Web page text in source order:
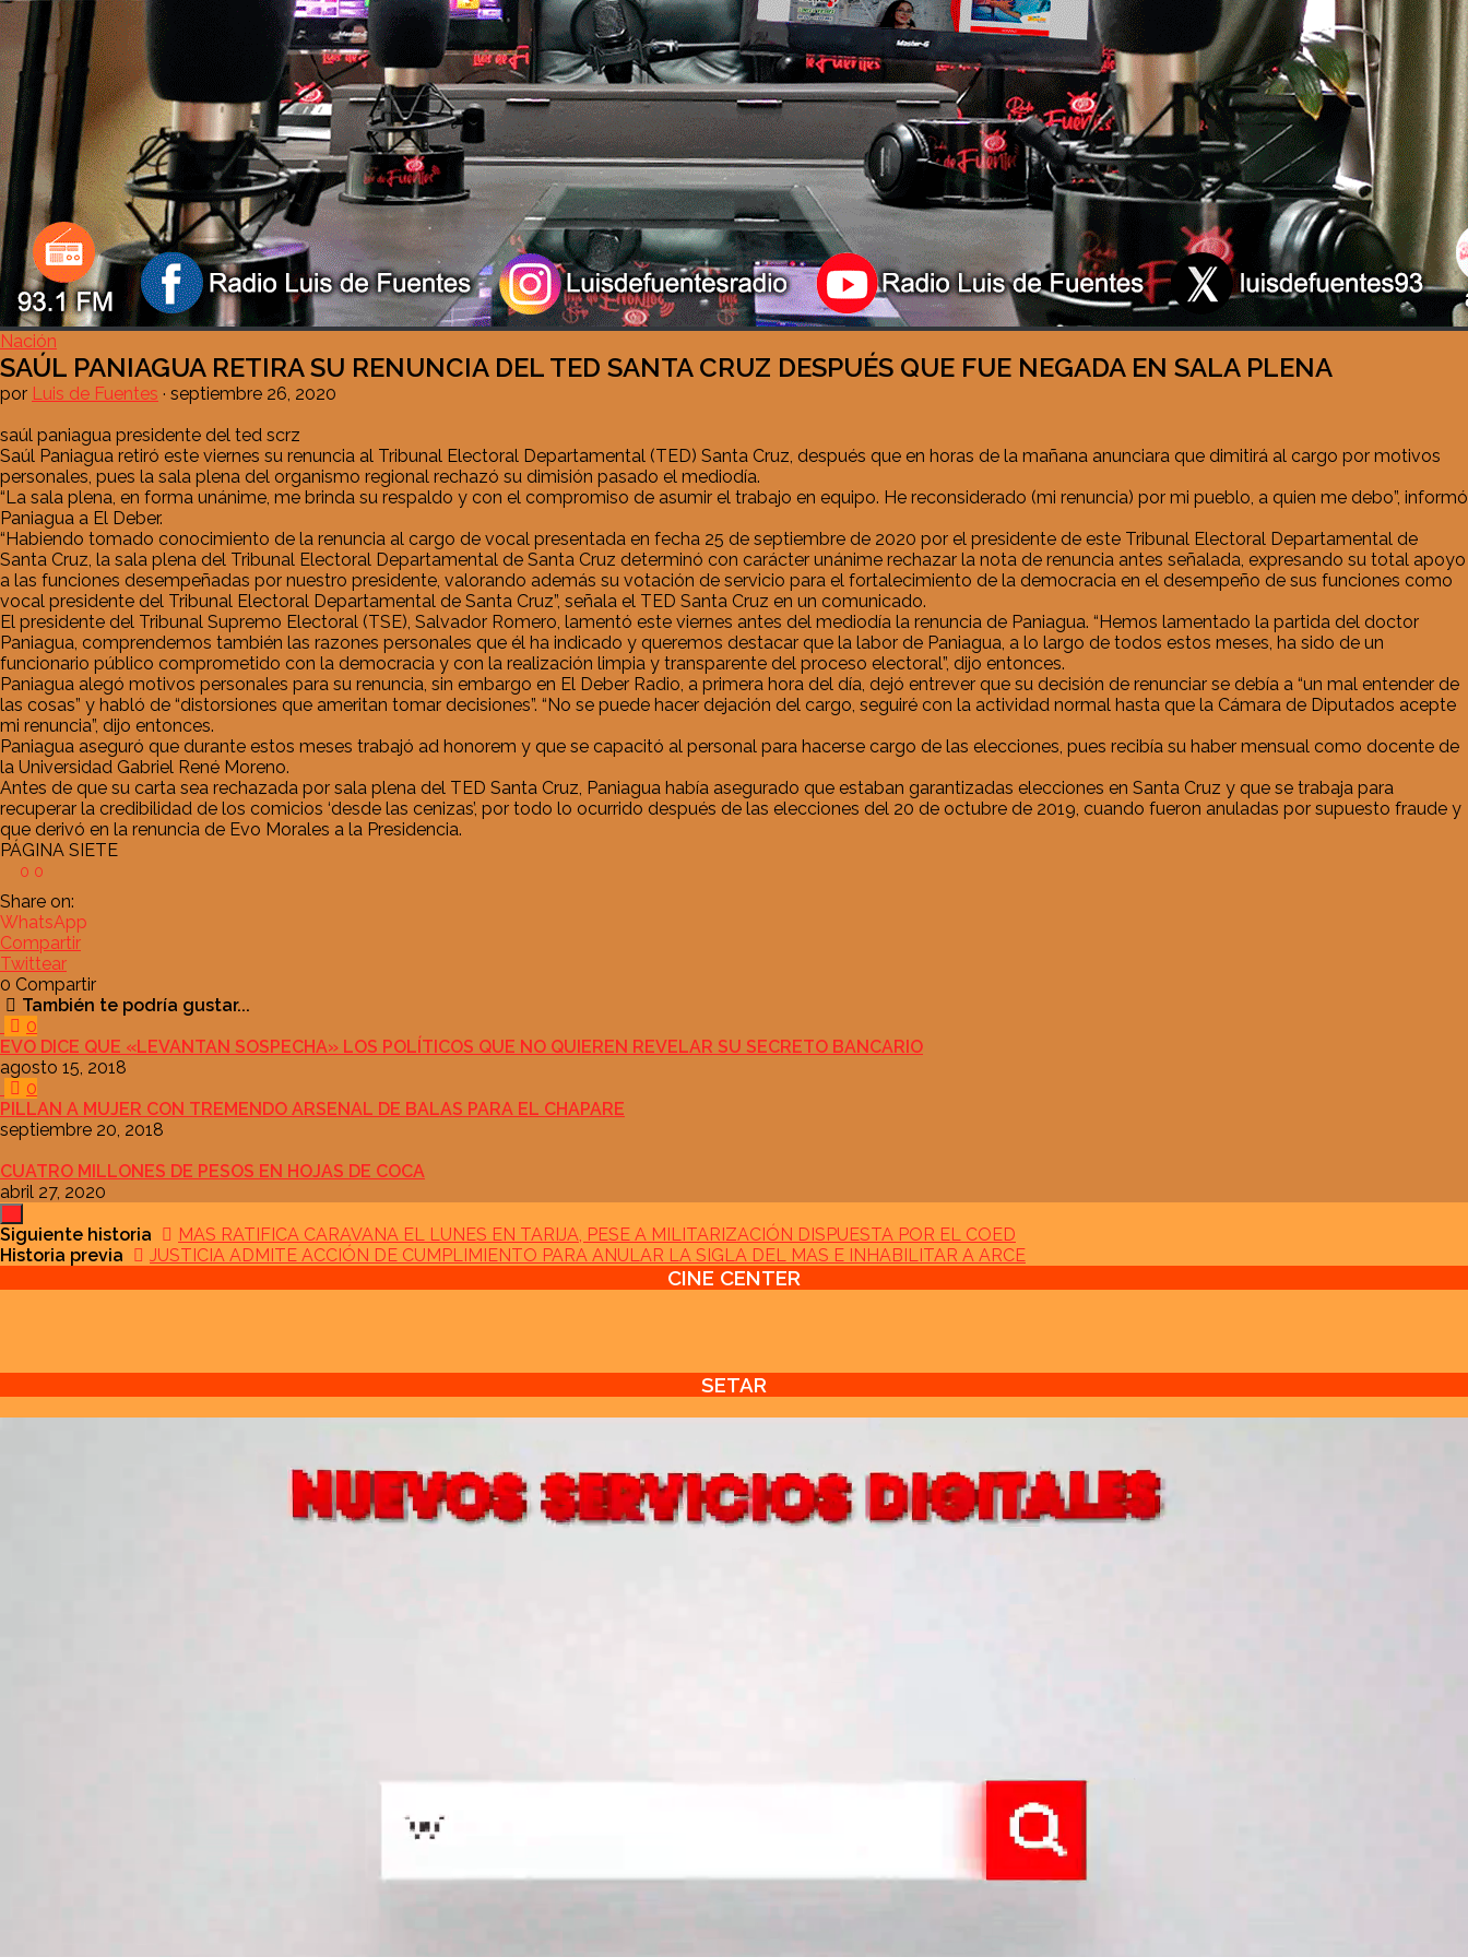
Nación
SAÚL PANIAGUA RETIRA SU RENUNCIA DEL TED SANTA CRUZ DESPUÉS QUE FUE NEGADA EN SALA PLENA
por Luis de Fuentes · septiembre 26, 2020
saúl paniagua presidente del ted scrz
Saúl Paniagua retiró este viernes su renuncia al Tribunal Electoral Departamental (TED) Santa Cruz, después que en horas de la mañana anunciara que dimitirá al cargo por motivos
personales, pues la sala plena del organismo regional rechazó su dimisión pasado el mediodía.
“La sala plena, en forma unánime, me brinda su respaldo y con el compromiso de asumir el trabajo en equipo. He reconsiderado (mi renuncia) por mi pueblo, a quien me debo”, informó
Paniagua a El Deber.
“Habiendo tomado conocimiento de la renuncia al cargo de vocal presentada en fecha 25 de septiembre de 2020 por el presidente de este Tribunal Electoral Departamental de
Santa Cruz, la sala plena del Tribunal Electoral Departamental de Santa Cruz determinó con carácter unánime rechazar la nota de renuncia antes señalada, expresando su total apoyo
a las funciones desempeñadas por nuestro presidente, valorando además su votación de servicio para el fortalecimiento de la democracia en el desempeño de sus funciones como
vocal presidente del Tribunal Electoral Departamental de Santa Cruz”, señala el TED Santa Cruz en un comunicado.
El presidente del Tribunal Supremo Electoral (TSE), Salvador Romero, lamentó este viernes antes del mediodía la renuncia de Paniagua. “Hemos lamentado la partida del doctor
Paniagua, comprendemos también las razones personales que él ha indicado y queremos destacar que la labor de Paniagua, a lo largo de todos estos meses, ha sido de un
funcionario público comprometido con la democracia y con la realización limpia y transparente del proceso electoral”, dijo entonces.
Paniagua alegó motivos personales para su renuncia, sin embargo en El Deber Radio, a primera hora del día, dejó entrever que su decisión de renunciar se debía a “un mal entender de
las cosas” y habló de “distorsiones que ameritan tomar decisiones”. “No se puede hacer dejación del cargo, seguiré con la actividad normal hasta que la Cámara de Diputados acepte
mi renuncia”, dijo entonces.
Paniagua aseguró que durante estos meses trabajó ad honorem y que se capacitó al personal para hacerse cargo de las elecciones, pues recibía su haber mensual como docente de
la Universidad Gabriel René Moreno.
Antes de que su carta sea rechazada por sala plena del TED Santa Cruz, Paniagua había asegurado que estaban garantizadas elecciones en Santa Cruz y que se trabaja para
recuperar la credibilidad de los comicios ‘desde las cenizas’, por todo lo ocurrido después de las elecciones del 20 de octubre de 2019, cuando fueron anuladas por supuesto fraude y
que derivó en la renuncia de Evo Morales a la Presidencia.
PÁGINA SIETE
0 0
Share on:
WhatsApp
Compartir
Twittear
0 Compartir
También te podría gustar...
0
EVO DICE QUE «LEVANTAN SOSPECHA» LOS POLÍTICOS QUE NO QUIEREN REVELAR SU SECRETO BANCARIO
agosto 15, 2018
0
PILLAN A MUJER CON TREMENDO ARSENAL DE BALAS PARA EL CHAPARE
septiembre 20, 2018
CUATRO MILLONES DE PESOS EN HOJAS DE COCA
abril 27, 2020
Siguiente historia
MAS RATIFICA CARAVANA EL LUNES EN TARIJA, PESE A MILITARIZACIÓN DISPUESTA POR EL COED
Historia previa
JUSTICIA ADMITE ACCIÓN DE CUMPLIMIENTO PARA ANULAR LA SIGLA DEL MAS E INHABILITAR A ARCE
CINE CENTER
SETAR